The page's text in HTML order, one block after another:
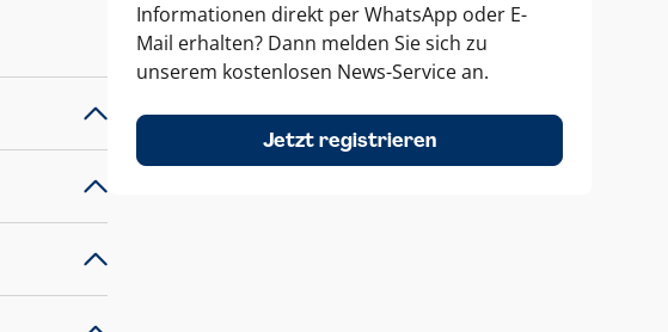
Informationen direkt per WhatsApp oder E-
Mail erhalten? Dann melden Sie sich zu
unserem kostenlosen News-Service an.
Jetzt registrieren